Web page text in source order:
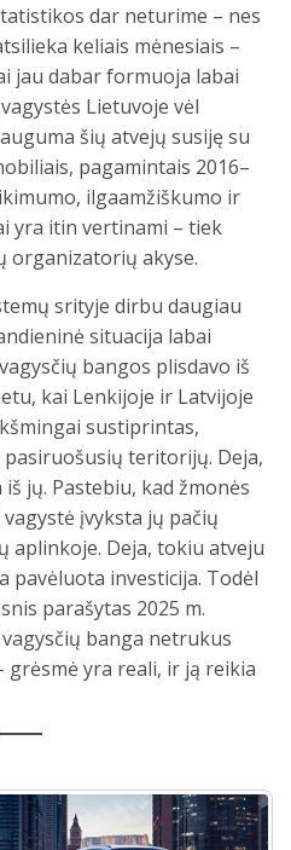
dar neturime – nes
keliais mėnesiais –
jau dabar formuoja labai
Lietuvoje vėl
šių atvejų susiję su
pagamintais 2016–
ilgaamžiškumo ir
yra itin vertinami – tiek
organizatorių akyse.
srityje dirbu daugiau
situacija labai
bangos plisdavo iš
kai Lenkijoje ir Latvijoje
sustiprintas,
teritorijų. Deja,
jų. Pastebiu, kad žmonės
įvyksta jų pačių
aplinkoje. Deja, tokiu atveju
pavėluota investicija. Todėl
parašytas 2025 m.
banga netrukus
grėsmė yra reali, ir ją reikia